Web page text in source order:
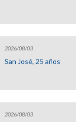
2026/08/03
San José, 25 años
2026/08/03